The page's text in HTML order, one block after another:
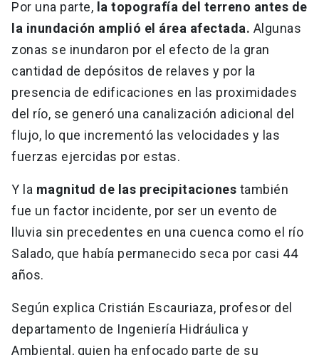
Por una parte, la topografía del terreno antes de
la inundación amplió el área afectada. Algunas
zonas se inundaron por el efecto de la gran
cantidad de depósitos de relaves y por la
presencia de edificaciones en las proximidades
del río, se generó una canalización adicional del
flujo, lo que incrementó las velocidades y las
fuerzas ejercidas por estas.
Y la magnitud de las precipitaciones también
fue un factor incidente, por ser un evento de
lluvia sin precedentes en una cuenca como el río
Salado, que había permanecido seca por casi 44
años.
Según explica Cristián Escauriaza, profesor del
departamento de Ingeniería Hidráulica y
Ambiental, quien ha enfocado parte de su